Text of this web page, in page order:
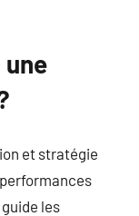
et stratégie
les